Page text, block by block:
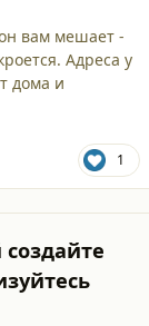
вам мешает -
Адреса у
дома и
1